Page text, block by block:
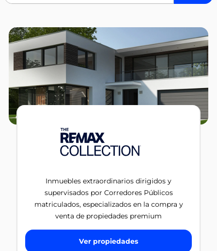
Inmuebles extraordinarios dirigidos y
supervisados por Corredores Públicos
matriculados, especializados en la compra y
venta de propiedades premium
Ver propiedades